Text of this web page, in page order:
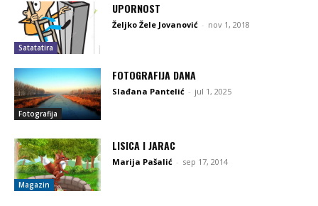
Satatatira
UPORNOST
Željko Žele Jovanović - nov 1, 2018
Fotografija
FOTOGRAFIJA DANA
Slađana Pantelić - jul 1, 2025
Magazin
LISICA I JARAC
Marija Pašalić - sep 17, 2014